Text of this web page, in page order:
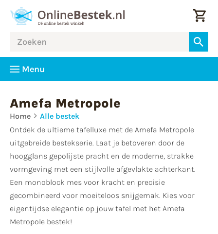
Menu
Amefa Metropole
Home
Alle bestek
Ontdek de ultieme tafelluxe met de Amefa Metropole
uitgebreide bestekserie. Laat je betoveren door de
hoogglans gepolijste pracht en de moderne, strakke
vormgeving met een stijlvolle afgevlakte achterkant.
Een monoblock mes voor kracht en precisie
gecombineerd voor moeiteloos snijgemak. Kies voor
eigentijdse elegantie op jouw tafel met het Amefa
Metropole bestek!